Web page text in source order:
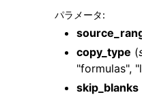
パラメータ:
copy_type (
"formulas",
skip_blanks